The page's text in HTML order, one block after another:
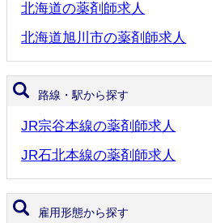
北海道の薬剤師求人
北海道旭川市の薬剤師求人
路線・駅から探す
JR宗谷本線の薬剤師求人
JR石北本線の薬剤師求人
雇用形態から探す